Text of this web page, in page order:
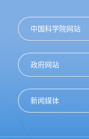
中国科学院网站
政府网站
新闻媒体